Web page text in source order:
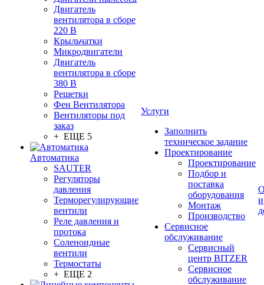
Двигатель
вентилятора в сборе
220 В
Крыльчатки
Микродвигатели
Двигатель
вентилятора в сборе
380 В
Решетки
Фен Вентилятора
Вентиляторы под
заказ
+ ЕЩЕ 5
Автоматика
SAUTER
Регуляторы
давления
Терморегулирующие
вентили
Реле давления и
протока
Соленоидные
вентили
Термостаты
+ ЕЩЕ 2
Услуги
Заполнить
техническое задание
Проектирование
Проектирование
Подбор и
поставка
оборудования
Монтаж
Производство
Сервисное
обслуживание
Сервисный
центр BITZER
Сервисное
обслуживание
и